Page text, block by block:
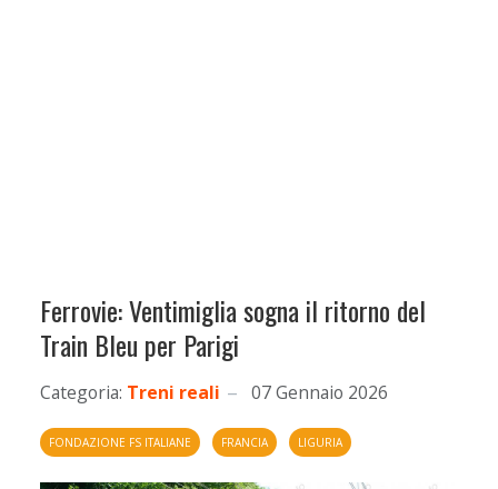
Ferrovie: Ventimiglia sogna il ritorno del
Train Bleu per Parigi
Categoria: Treni reali 07 Gennaio 2026
FONDAZIONE FS ITALIANE FRANCIA LIGURIA